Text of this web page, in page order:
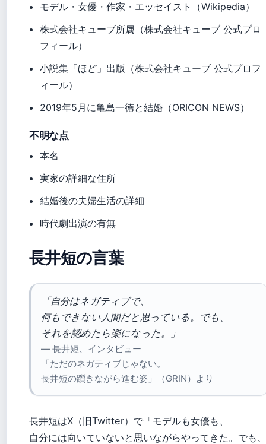
モデル・女優・作家・エッセイスト（Wikipedia）
株式会社キューブ所属（株式会社キューブ 公式プロ
フィール）
小説集「ほど」出版（株式会社キューブ 公式プロフ
ィール）
2019年5月に亀島一徳と結婚（ORICON NEWS）
不明な点
本名
実家の詳細な住所
結婚後の夫婦生活の詳細
時代劇出演の有無
長井短の言葉
「自分はネガティブで、
何もできない人間だと思っている。でも、
それを認めたら楽になった。」
— 長井短、インタビュー
「ただのネガティブじゃない。
長井短の躓きながら進む姿」（GRIN）より
長井短はX（旧Twitter）で「モデルも女優も、
自分には向いていないと思いながらやってきた。でも、